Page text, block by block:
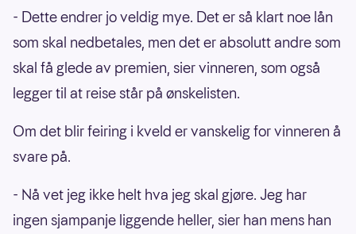
- Dette endrer jo veldig mye. Det er så klart noe lån
som skal nedbetales, men det er absolutt andre som
skal få glede av premien, sier vinneren, som også
legger til at reise står på ønskelisten.
Om det blir feiring i kveld er vanskelig for vinneren å
svare på.
- Nå vet jeg ikke helt hva jeg skal gjøre. Jeg har
ingen sjampanje liggende heller, sier han mens han